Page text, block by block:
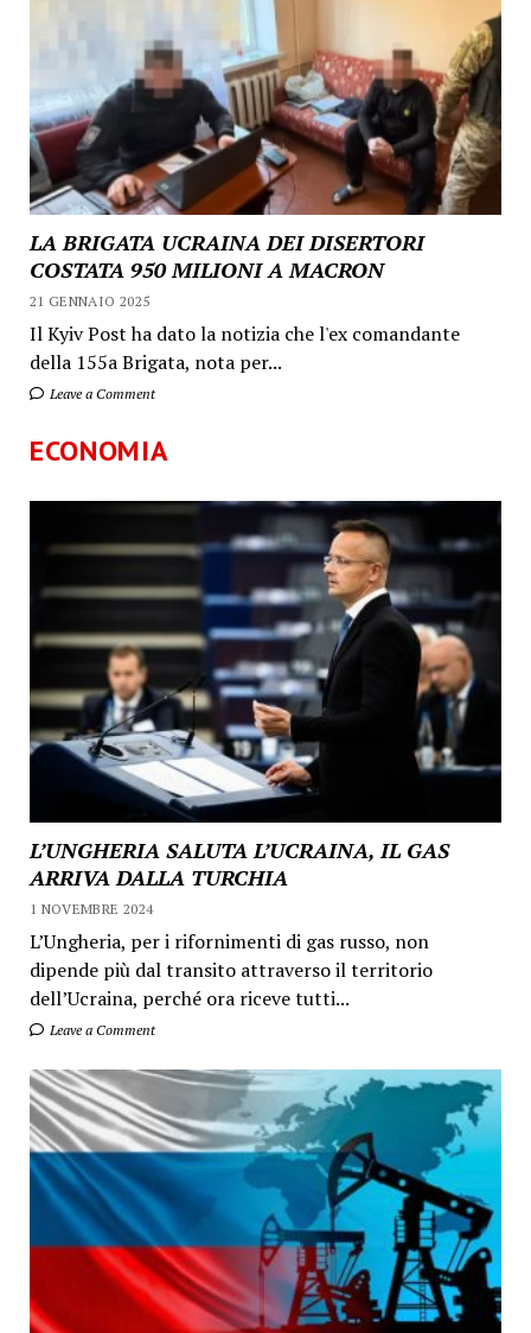
LA BRIGATA UCRAINA DEI DISERTORI
COSTATA 950 MILIONI A MACRON
21 GENNAIO 2025
Il Kyiv Post ha dato la notizia che l'ex comandante
della 155a Brigata, nota per...
Leave a Comment
ECONOMIA
L’UNGHERIA SALUTA L’UCRAINA, IL GAS
ARRIVA DALLA TURCHIA
1 NOVEMBRE 2024
L’Ungheria, per i rifornimenti di gas russo, non
dipende più dal transito attraverso il territorio
dell’Ucraina, perché ora riceve tutti...
Leave a Comment